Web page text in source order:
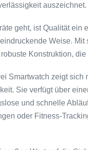
auszeichnet.
geht, ist Qualität
Weise.
Konstruktion,
Smartwatch zeigt
Sie verfügt über
und schnelle
oder Fitness-